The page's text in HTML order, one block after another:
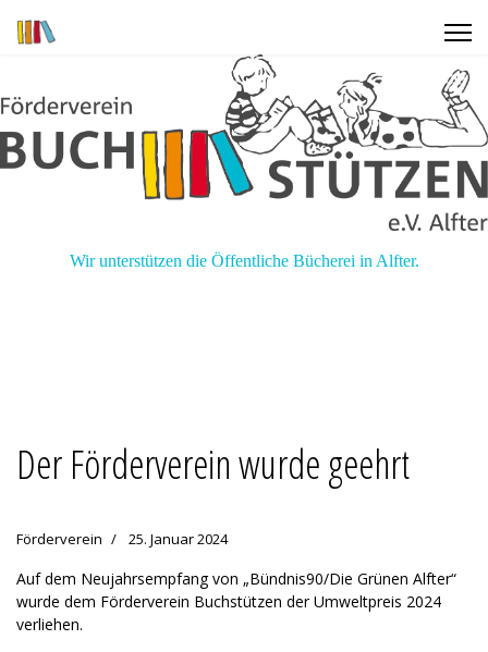
Wir unterstützen die Öffentliche Bücherei in Alfter.
Der Förderverein wurde geehrt
Förderverein 25. Januar 2024
Auf dem Neujahrsempfang von „Bündnis90/Die Grünen Alfter“
wurde dem Förderverein Buchstützen der Umweltpreis 2024
verliehen.